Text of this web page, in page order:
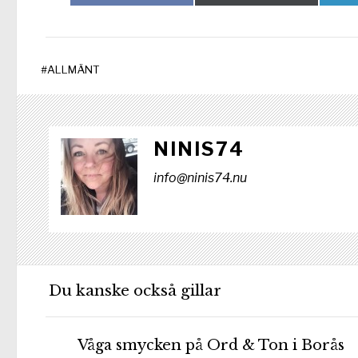
#ALLMÄNT
NINIS74
info@ninis74.nu
Du kanske också gillar
Våga smycken på Ord & Ton i Borås